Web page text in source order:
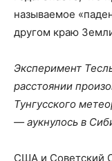
называемое
другом краю
Эксперимент
расстоянии
Тунгусского
— аукнулось в
США и Советский